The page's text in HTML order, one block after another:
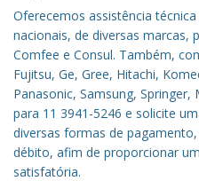
Oferecemos assistência
nacionais, de diversas marcas,
Comfee e Consul. Também,
Fujitsu, Ge, Gree, Hitachi,
Panasonic, Samsung,
para 11 3941-5246 e solicite
diversas formas de
débito, afim de proporcionar
satisfatória.